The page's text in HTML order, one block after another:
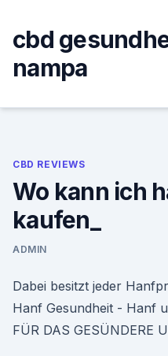
content
cbd
nampa
CBD REVIEWS
Wo kann ich
kaufen_
ADMIN
Dabei besitzt jeder
Hanf Gesundheit - Hanf
FÜR DAS GESÜNDERE